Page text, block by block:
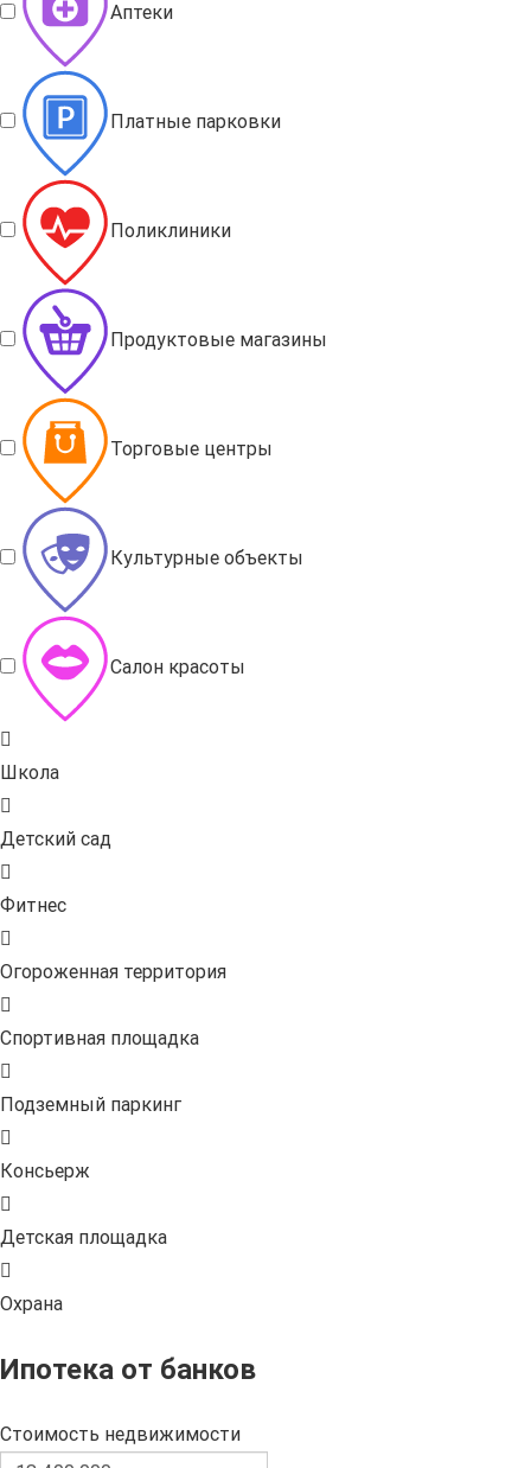
Аптеки
Платные парковки
Поликлиники
Продуктовые магазины
Торговые центры
Культурные объекты
Салон красоты
Школа
Детский сад
Фитнес
Огороженная территория
Спортивная площадка
Подземный паркинг
Консьерж
Детская площадка
Охрана
Ипотека от банков
Стоимость недвижимости